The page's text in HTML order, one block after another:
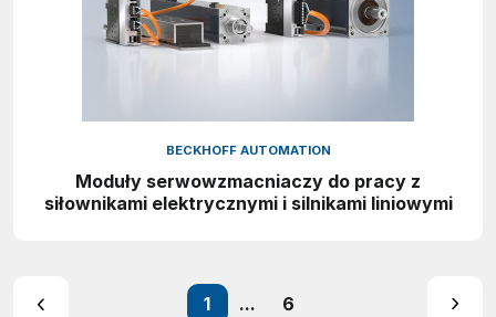
BECKHOFF AUTOMATION
Moduły serwowzmacniaczy do pracy z
siłownikami elektrycznymi i silnikami liniowymi
1 ... 6